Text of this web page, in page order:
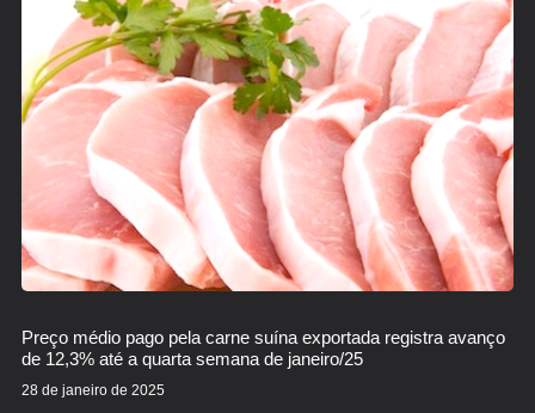
Preço médio pago pela carne suína exportada registra avanço
de 12,3% até a quarta semana de janeiro/25
28 de janeiro de 2025